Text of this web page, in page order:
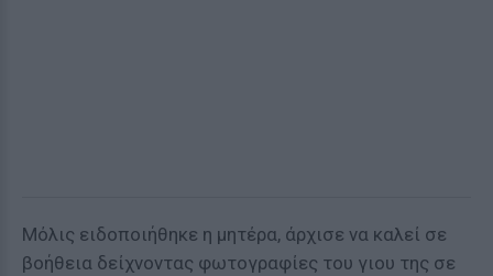
Μόλις ειδοποιήθηκε η μητέρα, άρχισε να καλεί σε
βοήθεια δείχνοντας φωτογραφίες του γιου της σε